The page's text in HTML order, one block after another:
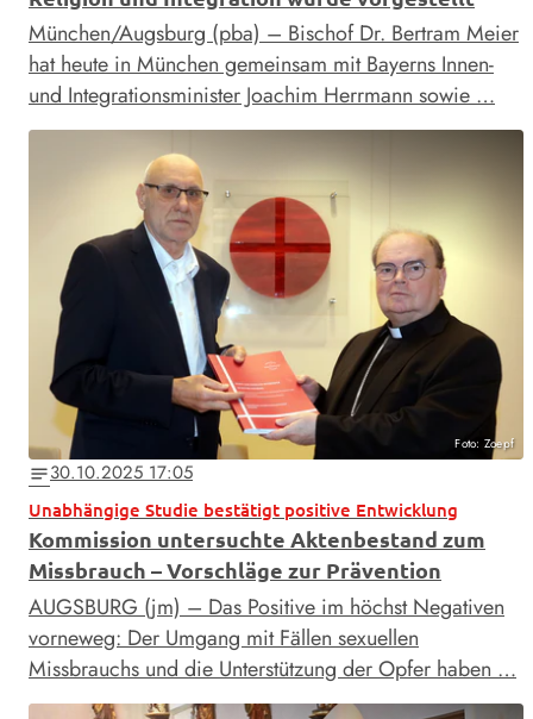
München/Augsburg (pba) – Bischof Dr. Bertram Meier
hat heute in München gemeinsam mit Bayerns Innen-
und Integrationsminister Joachim Herrmann sowie …
Foto: Zoepf
notes30.10.2025 17:05
Unabhängige Studie bestätigt positive Entwicklung
Kommission untersuchte Aktenbestand zum
Missbrauch – Vorschläge zur Prävention
AUGSBURG (jm) – Das Positive im höchst Negativen
vorneweg: Der Umgang mit Fällen sexuellen
Missbrauchs und die Unterstützung der Opfer haben …